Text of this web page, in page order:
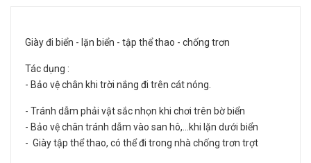
Giày đi biển - lặn biển - tập thể thao - chống trơn
Tác dụng :
- Bảo vệ chân khi trời nắng đi trên cát nóng.
- Tránh dẫm phải vật sắc nhọn khi chơi trên bờ biển
- Bảo vệ chân tránh dẫm vào san hô,…khi lặn dưới biển
- Giày tập thể thao, có thể đi trong nhà chống trơn trợt